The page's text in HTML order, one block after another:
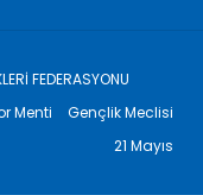
FEDERASYONU
Menti
Gençlik Meclisi
21 Mayıs